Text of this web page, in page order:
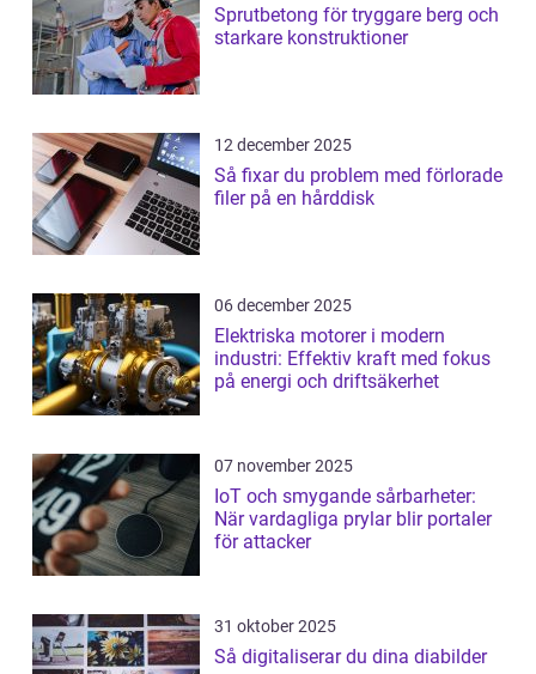
Sprutbetong för tryggare berg och
starkare konstruktioner
12 december 2025
Så fixar du problem med förlorade
filer på en hårddisk
06 december 2025
Elektriska motorer i modern
industri: Effektiv kraft med fokus
på energi och driftsäkerhet
07 november 2025
IoT och smygande sårbarheter:
När vardagliga prylar blir portaler
för attacker
31 oktober 2025
Så digitaliserar du dina diabilder